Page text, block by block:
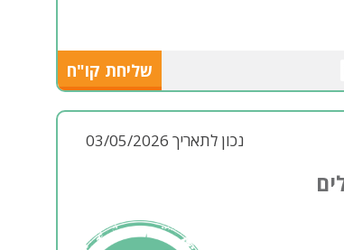
שליחת קו"ח
נכון לתאריך 03/05/2026